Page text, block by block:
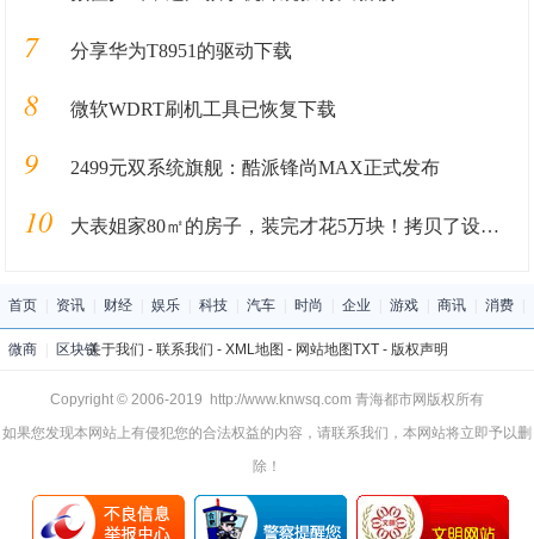
7 分享华为T8951的驱动下载
8 微软WDRT刷机工具已恢复下载
9 2499元双系统旗舰：酷派锋尚MAX正式发布
10 大表姐家80㎡的房子，装完才花5万块！拷贝了设计图我也要照着装
首页 资讯 财经 娱乐 科技 汽车 时尚 企业 游戏 商讯 消费
微商 区块链关于我们 - 联系我们 - XML地图 - 网站地图TXT- 版权声明
Copyright © 2006-2019 http://www.knwsq.com 青海都市网版权所有
如果您发现本网站上有侵犯您的合法权益的内容，请联系我们，本网站将立即予以删
除！